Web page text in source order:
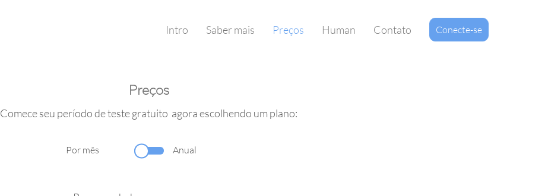
Intro Saber mais Preços Human Contato Conecte-se
Por mês Anual
Preços
Comece seu período de teste gratuito agora escolhendo um plano: